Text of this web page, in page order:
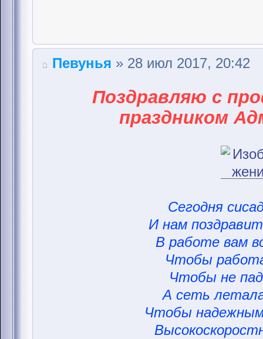
Певунья » 28 июл 2017, 20:42
Поздравляю с
праздником
Сегодня
И нам
В работе вам
Чтобы
Чтобы не
А сеть
Чтобы